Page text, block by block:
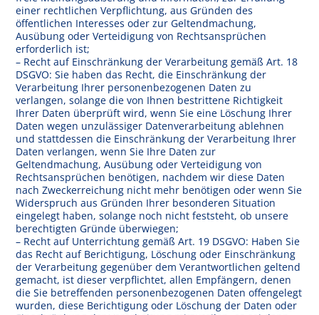
einer rechtlichen Verpflichtung, aus Gründen des
öffentlichen Interesses oder zur Geltendmachung,
Ausübung oder Verteidigung von Rechtsansprüchen
erforderlich ist;
– Recht auf Einschränkung der Verarbeitung gemäß Art. 18
DSGVO: Sie haben das Recht, die Einschränkung der
Verarbeitung Ihrer personenbezogenen Daten zu
verlangen, solange die von Ihnen bestrittene Richtigkeit
Ihrer Daten überprüft wird, wenn Sie eine Löschung Ihrer
Daten wegen unzulässiger Datenverarbeitung ablehnen
und stattdessen die Einschränkung der Verarbeitung Ihrer
Daten verlangen, wenn Sie Ihre Daten zur
Geltendmachung, Ausübung oder Verteidigung von
Rechtsansprüchen benötigen, nachdem wir diese Daten
nach Zweckerreichung nicht mehr benötigen oder wenn Sie
Widerspruch aus Gründen Ihrer besonderen Situation
eingelegt haben, solange noch nicht feststeht, ob unsere
berechtigten Gründe überwiegen;
– Recht auf Unterrichtung gemäß Art. 19 DSGVO: Haben Sie
das Recht auf Berichtigung, Löschung oder Einschränkung
der Verarbeitung gegenüber dem Verantwortlichen geltend
gemacht, ist dieser verpflichtet, allen Empfängern, denen
die Sie betreffenden personenbezogenen Daten offengelegt
wurden, diese Berichtigung oder Löschung der Daten oder